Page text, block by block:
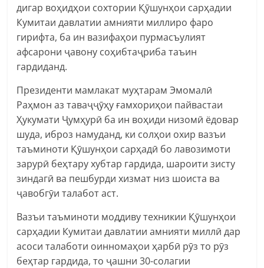
дигар воҳидҳои сохтории Қӯшунҳои сарҳадии
Кумитаи давлатии амнияти миллиро фаро
гирифта, ба ин вазифаҳои пурмасъулият
афсарони ҷавону соҳибтаҷриба таъин
гардиданд.
Президенти мамлакат муҳтарам Эмомалӣ
Раҳмон аз таваҷҷӯҳу ғамхориҳои пайвастаи
Ҳукумати Ҷумҳурӣ ба ин воҳиди низомӣ ёдовар
шуда, иброз намуданд, ки солҳои охир вазъи
таъминоти Қӯшунҳои сарҳадӣ бо лавозимоти
зарурӣ беҳтару хубтар гардида, шароити зисту
зиндагӣ ва пешбурди хизмат низ шоиста ва
ҷавобгӯи талабот аст.
Вазъи таъминоти моддиву техникии Қӯшунҳои
сарҳадии Кумитаи давлатии амнияти миллӣ дар
асоси талаботи оинномаҳои ҳарбӣ рӯз то рӯз
беҳтар гардида, то ҷашни 30-солагии